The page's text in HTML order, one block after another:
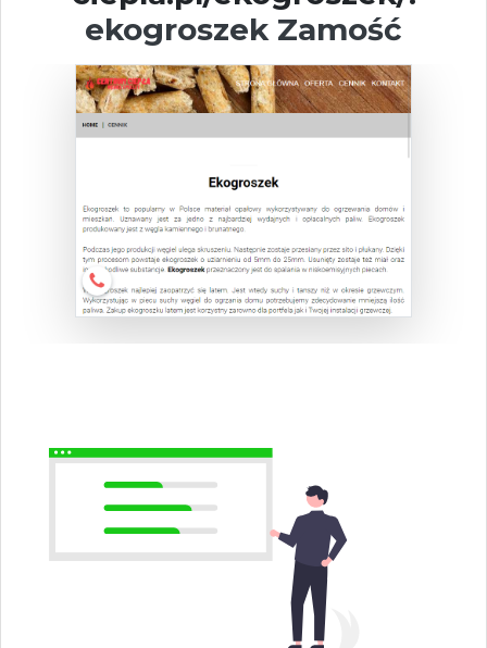
ekogroszek Zamość